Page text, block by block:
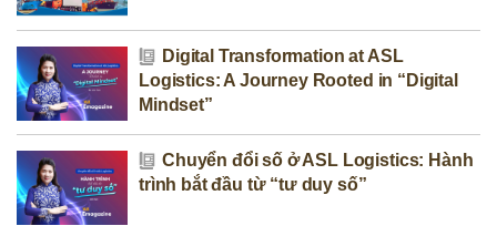
Digital Transformation at ASL
Logistics: A Journey Rooted in “Digital
Mindset”
Chuyển đổi số ở ASL Logistics: Hành
trình bắt đầu từ “tư duy số”